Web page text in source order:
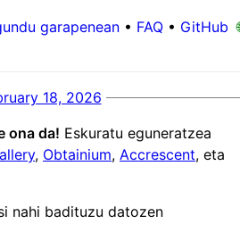
garapenean • FAQ • GitHub
18, 2026
ona da! Eskuratu eguneratzea
, Obtainium, Accrescent, eta
nahi badituzu datozen